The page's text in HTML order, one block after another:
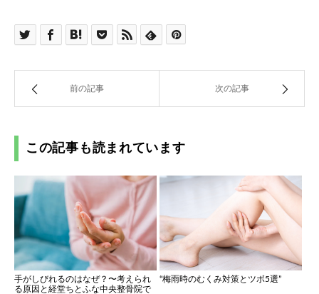
前の記事 次の記事
この記事も読まれています
手がしびれるのはなぜ？〜考えられ
る原因と経堂ちとふな中央整骨院で
“梅雨時のむくみ対策とツボ5選”